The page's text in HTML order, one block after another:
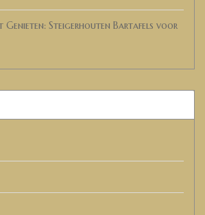
Genieten: Steigerhouten Bartafels voor